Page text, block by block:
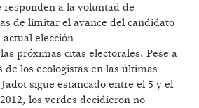
responden a la voluntad de
de limitar el avance del candidato
elección
próximas citas electorales. Pese a
de los ecologistas en las últimas
sigue estancado entre el 5 y el
los verdes decidieron no